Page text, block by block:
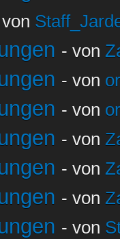
- von
- von
- von
- von
- von
- von
- von